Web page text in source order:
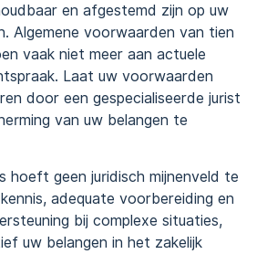
en afgestemd zijn op uw
Algemene voorwaarden van tien
vaak niet meer aan actuele
Laat uw voorwaarden
door een gespecialiseerde jurist
van uw belangen te
geen juridisch mijnenveld te
adequate voorbereiding en
bij complexe situaties,
uw belangen in het zakelijk